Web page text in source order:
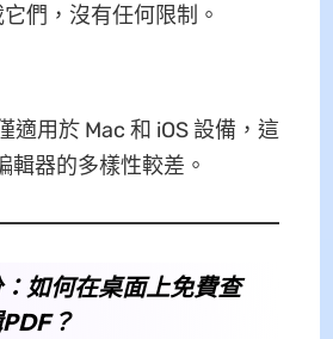
們，沒有任何限制。
適用於 Mac 和 iOS 設備，這
輯器的多樣性較差。
如何在桌面上免費查
？